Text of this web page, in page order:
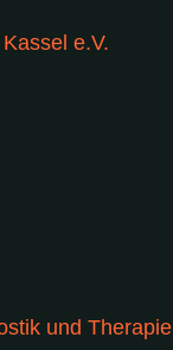
e.V.
und Therapie